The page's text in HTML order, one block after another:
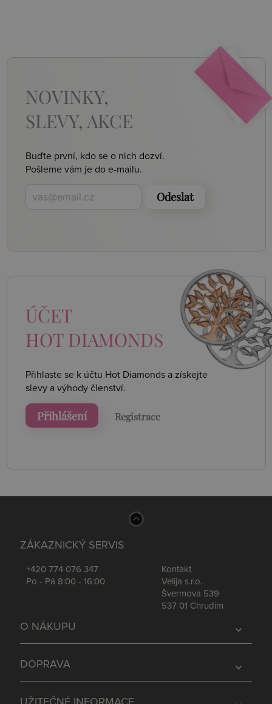
NOVINKY,
SLEVY, AKCE
Buďte první, kdo se o nich dozví.
Pošleme vám je do e-mailu.
Odeslat
ÚČET
HOT DIAMONDS
Přihlaste se k účtu Hot Diamonds a získejte
slevy a výhody členství.
Přihlášení Registrace
ZÁKAZNICKÝ SERVIS
+420 774 076 347
Po - Pá 8:00 - 16:00
Kontakt
Velija s.r.o.
Švermova 539
537 01 Chrudim
expand_more
O NÁKUPU
expand_more
DOPRAVA